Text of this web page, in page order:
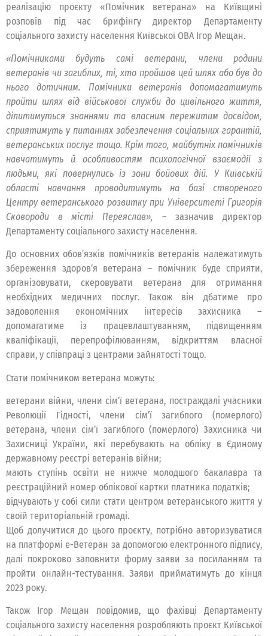
реалізацію проєкту «Помічник ветерана» на Київщині
розповів під час брифінгу директор Департаменту
соціального захисту населення Київської ОВА Ігор Мещан.
«Помічниками будуть самі ветерани, члени родини
ветеранів чи загиблих, ті, хто пройшов цей шлях або був до
нього дотичним. Помічники ветеранів допомагатимуть
пройти шлях від військової служби до цивільного життя,
ділитимуться знаннями та власним пережитим досвідом,
сприятимуть у питаннях забезпечення соціальних гарантій,
ветеранських послуг тощо. Крім того, майбутніх помічників
навчатимуть й особливостям психологічної взаємодії з
людьми, які повернулись із зони бойових дій. У Київській
області навчання проводитимуть на базі створеного
Центру ветеранського розвитку при Університеті Григорія
Сковороди в місті Переяслав», – зазначив директор
Департаменту соціального захисту населення.
До основних обов’язків помічників ветеранів належатимуть
збереження здоров’я ветерана – помічник буде сприяти,
організовувати, скеровувати ветерана для отримання
необхідних медичних послуг. Також він дбатиме про
задоволення економічних інтересів захисника –
допомагатиме із працевлаштуванням, підвищенням
кваліфікації, перепрофілюванням, відкриттям власної
справи, у співпраці з центрами зайнятості тощо.
Стати помічником ветерана можуть:
ветерани війни, члени сім’ї ветерана, постраждалі учасники
Революції Гідності, члени сім’ї загиблого (померлого)
ветерана, члени сім’ї загиблого (померлого) Захисника чи
Захисниці України, які перебувають на обліку в Єдиному
державному реєстрі ветеранів війни;
мають ступінь освіти не нижче молодшого бакалавра та
реєстраційний номер облікової картки платника податків;
відчувають у собі сили стати центром ветеранського життя у
своїй територіальній громаді.
Щоб долучитися до цього проєкту, потрібно авторизуватися
на платформі е-Ветеран за допомогою електронного підпису,
далі покроково заповнити форму заяви за посиланням та
пройти онлайн-тестування. Заяви прийматимуть до кінця
2023 року.
Також Ігор Мещан повідомив, що фахівці Департаменту
соціального захисту населення розробляють проєкт Київської